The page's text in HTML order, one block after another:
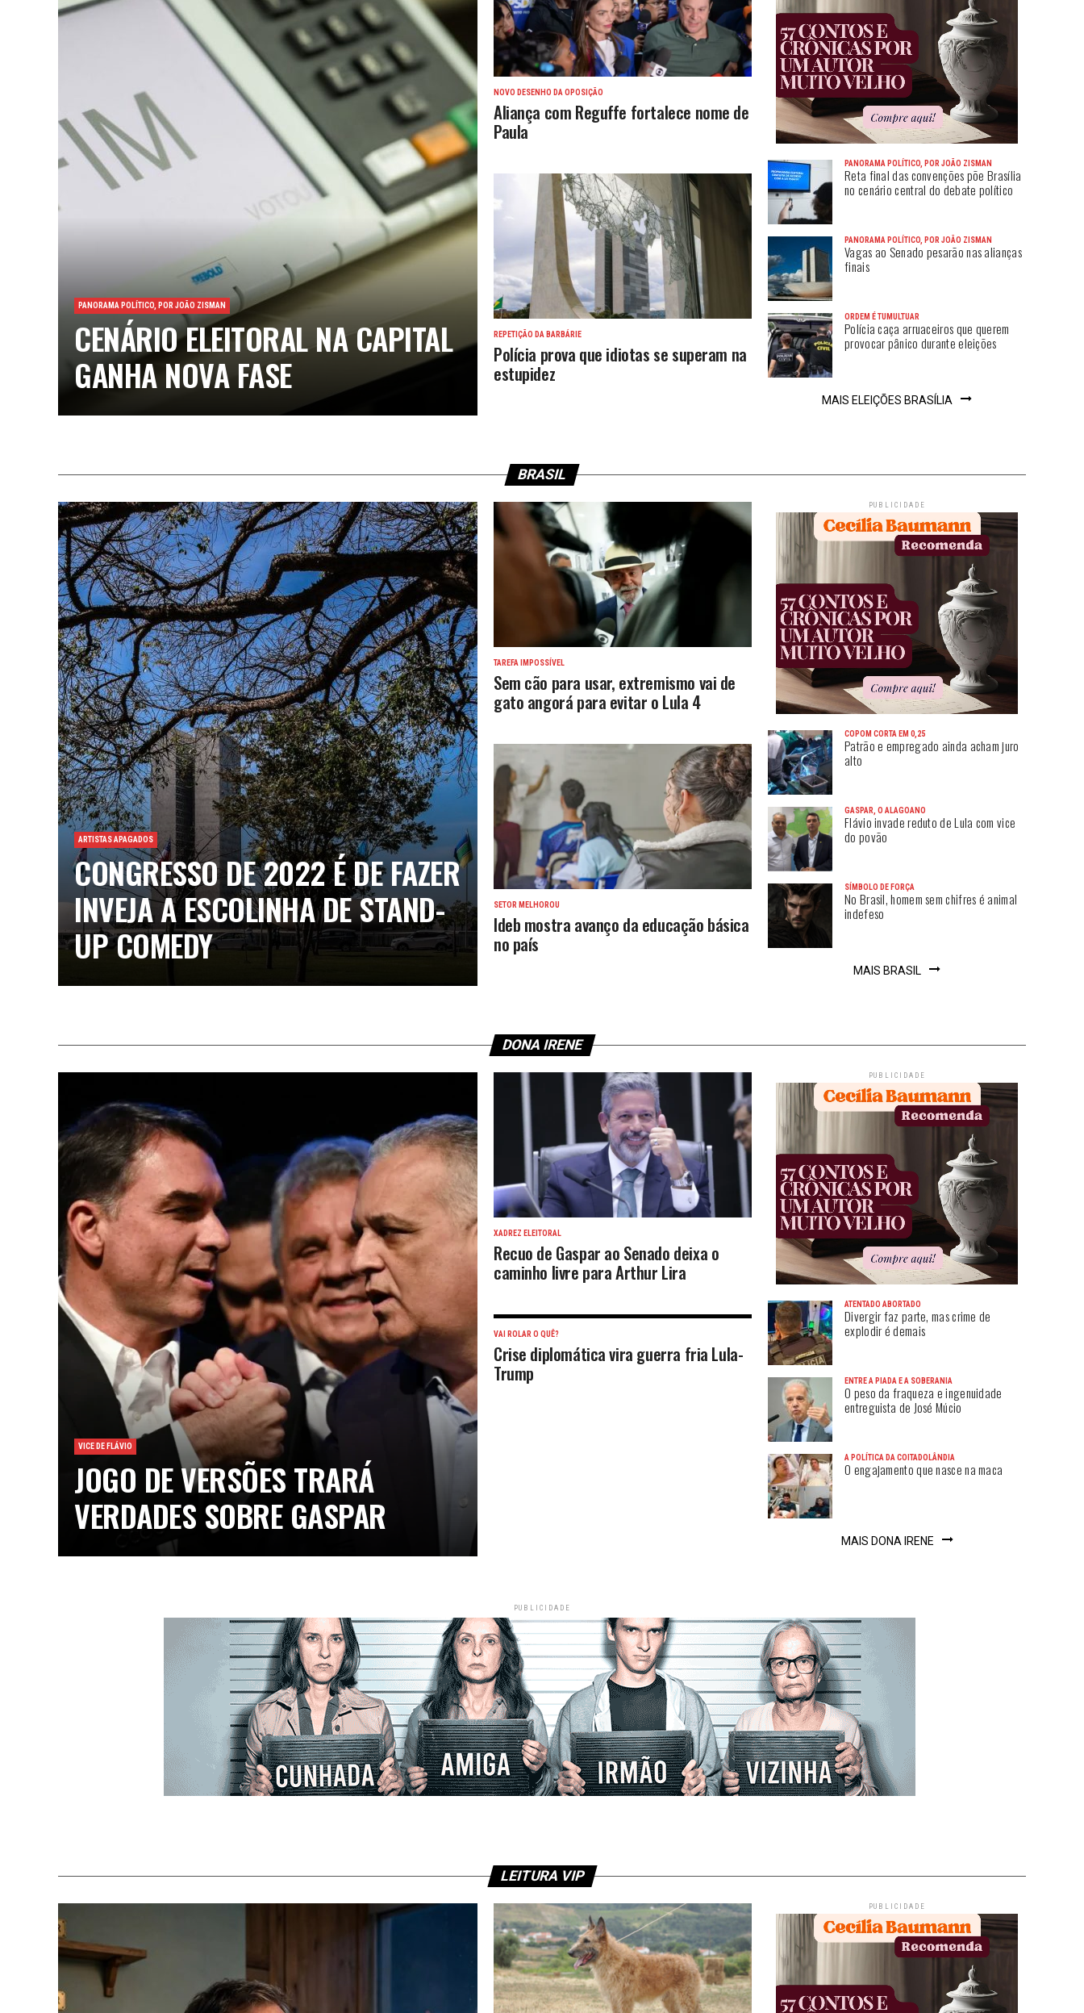
PANORAMA POLÍTICO, POR JOÃO ZISMAN
CENÁRIO ELEITORAL NA CAPITAL
GANHA NOVA FASE
NOVO DESENHO DA OPOSIÇÃO
Aliança com Reguffe fortalece nome de
Paula
REPETIÇÃO DA BARBÁRIE
Polícia prova que idiotas se superam na
estupidez
PANORAMA POLÍTICO, POR JOÃO ZISMAN
Reta final das convenções põe Brasília
no cenário central do debate político
PANORAMA POLÍTICO, POR JOÃO ZISMAN
Vagas ao Senado pesarão nas alianças
finais
ORDEM É TUMULTUAR
Polícia caça arruaceiros que querem
provocar pânico durante eleições
MAIS ELEIÇÕES BRASÍLIA
BRASIL
ARTISTAS APAGADOS
CONGRESSO DE 2022 É DE FAZER
INVEJA A ESCOLINHA DE STAND-
UP COMEDY
TAREFA IMPOSSÍVEL
Sem cão para usar, extremismo vai de
gato angorá para evitar o Lula 4
SETOR MELHOROU
Ideb mostra avanço da educação básica
no país
PUBLICIDADE
COPOM CORTA EM 0,25
Patrão e empregado ainda acham juro
alto
GASPAR, O ALAGOANO
Flávio invade reduto de Lula com vice
do povão
SÍMBOLO DE FORÇA
No Brasil, homem sem chifres é animal
indefeso
MAIS BRASIL
DONA IRENE
VICE DE FLÁVIO
JOGO DE VERSÕES TRARÁ
VERDADES SOBRE GASPAR
XADREZ ELEITORAL
Recuo de Gaspar ao Senado deixa o
caminho livre para Arthur Lira
VAI ROLAR O QUÊ?
Crise diplomática vira guerra fria Lula-
Trump
PUBLICIDADE
ATENTADO ABORTADO
Divergir faz parte, mas crime de
explodir é demais
ENTRE A PIADA E A SOBERANIA
O peso da fraqueza e ingenuidade
entreguista de José Múcio
A POLÍTICA DA COITADOLÂNDIA
O engajamento que nasce na maca
MAIS DONA IRENE
PUBLICIDADE
LEITURA VIP
PUBLICIDADE